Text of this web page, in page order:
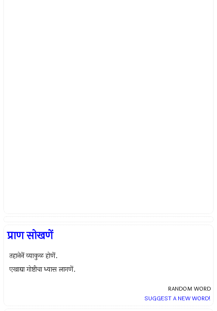
प्राण सोखणें
तहानेनें व्याकुळ होणें.
एखाद्या गोष्टीचा ध्यास लागणें.
RANDOM WORD
SUGGEST A NEW WORD!